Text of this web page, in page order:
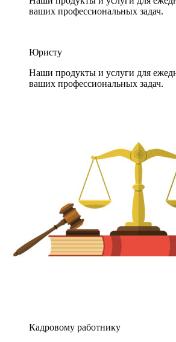
ваших профессиональных задач.
Юристу
Наши продукты и услуги для
ваших профессиональных задач.
Кадровому работнику